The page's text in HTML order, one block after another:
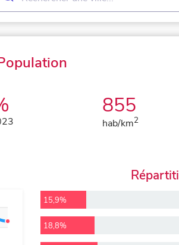
855
hab/km2
15,9%
18,8%